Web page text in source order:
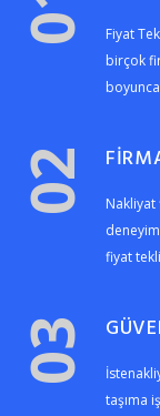
Fiyat
birçok
02
Nakliyat
fiyat
03
taşıma